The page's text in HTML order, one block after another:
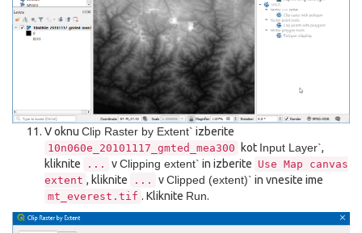
V oknu Clip Raster by Extent` izberite
10n060e_20101117_gmted_mea300 kot Input Layer`,
kliknite
... vClipping extent` in izberite Use Map
canvas
extent , kliknite ... vClipped (extent)` in vnesite ime
mt_everest.tif . Kliknite Run.